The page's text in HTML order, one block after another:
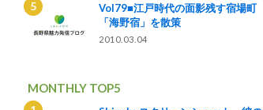
Vol79■江戸時代の面影残す宿場町
「海野宿」を散策
2010.03.04
MONTHLY TOP5